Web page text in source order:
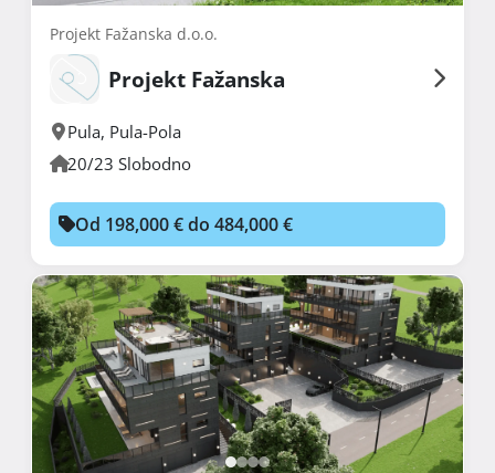
Projekt Fažanska d.o.o.
Projekt Fažanska
Pula, Pula-Pola
20/23 Slobodno
Od 198,000 € do 484,000 €